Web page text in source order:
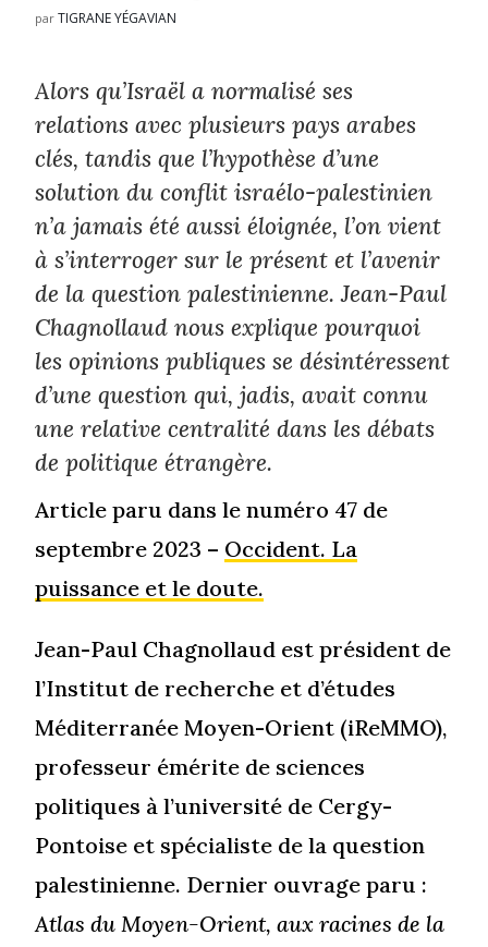
parTIGRANE YÉGAVIAN
Alors qu’Israël a normalisé ses
relations avec plusieurs pays arabes
clés, tandis que l’hypothèse d’une
solution du conflit israélo-palestinien
n’a jamais été aussi éloignée, l’on vient
à s’interroger sur le présent et l’avenir
de la question palestinienne. Jean-Paul
Chagnollaud nous explique pourquoi
les opinions publiques se désintéressent
d’une question qui, jadis, avait connu
une relative centralité dans les débats
de politique étrangère.
Article paru dans le numéro 47 de
septembre 2023 – Occident. La
puissance et le doute.
Jean-Paul Chagnollaud est président de
l’Institut de recherche et d’études
Méditerranée Moyen-Orient (iReMMO),
professeur émérite de sciences
politiques à l’université de Cergy-
Pontoise et spécialiste de la question
palestinienne. Dernier ouvrage paru :
Atlas du Moyen-Orient, aux racines de la